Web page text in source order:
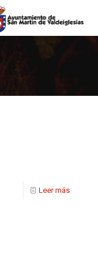
Leer más